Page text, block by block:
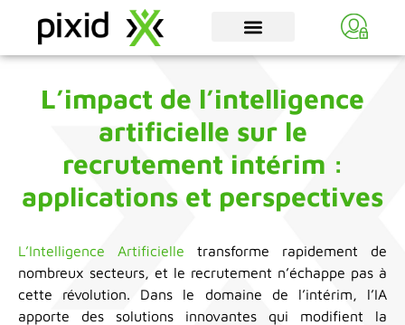
L’impact de l’intelligence
artificielle sur le
recrutement intérim :
applications et perspectives
L’Intelligence Artificielle transforme rapidement de
nombreux secteurs, et le recrutement n’échappe pas à
cette révolution. Dans le domaine de l’intérim, l’IA
apporte des solutions innovantes qui modifient la